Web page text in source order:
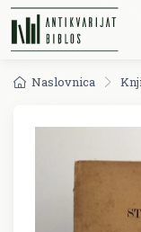
Naslovnica